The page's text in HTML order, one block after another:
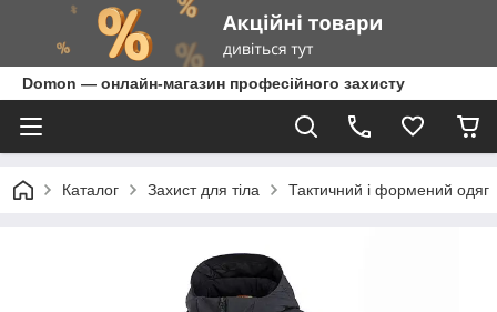
Domon — онлайн-магазин професійного захисту
Каталог Захист для тіла Тактичний і формений одяг